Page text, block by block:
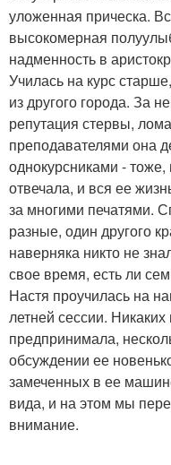
уложенная прическа.
высокомерная
надменность в
Училась на курс
из другого города. За
репутация стервы,
преподавателями она
однокурсниками -
отвечала, и вся ее
за многими печатями.
разные, один другого
наверняка никто не
свое время, есть ли
Настя проучилась на
летней сессии.
предпринимала,
обсуждении ее
замеченных в ее
вида, и на этом мы
внимание.